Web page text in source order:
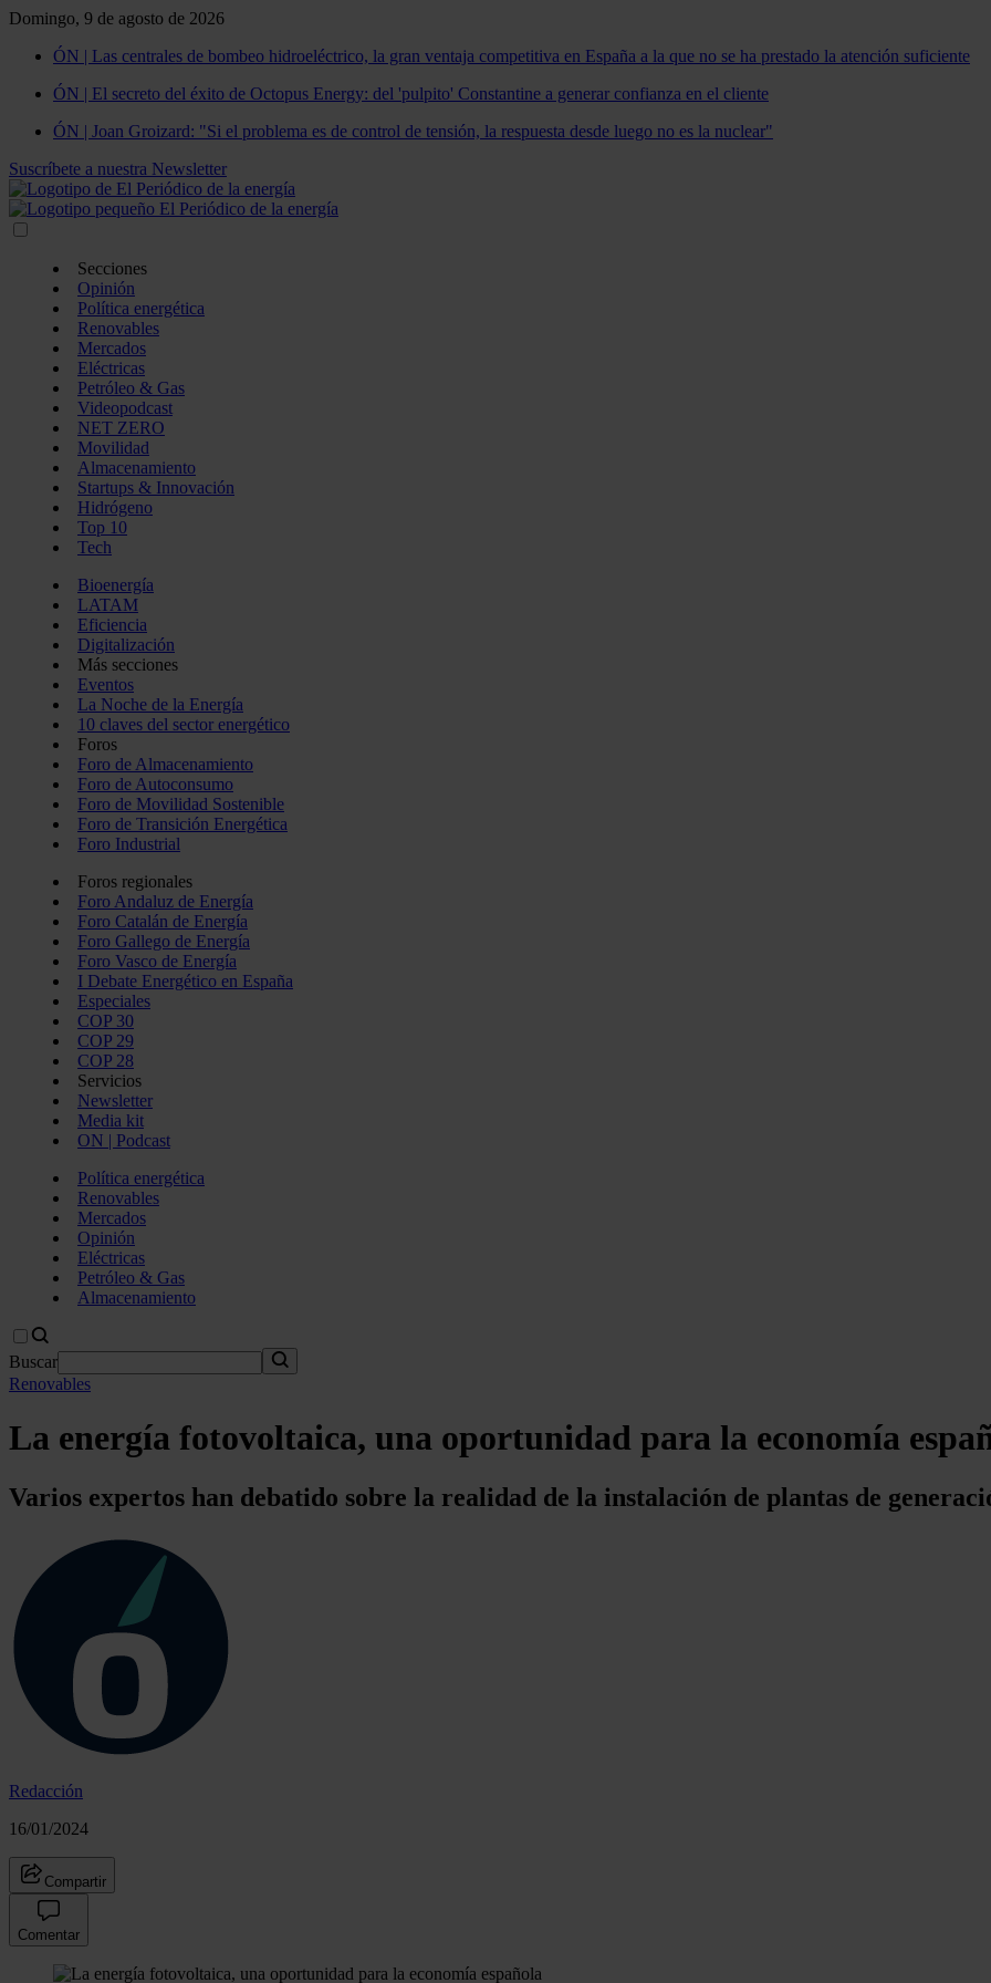
Domingo, 9 de agosto de 2026
ÓN | Las centrales de bombeo hidroeléctrico, la gran ventaja competitiva en España a la que no se ha prestado la atención suficiente
ÓN | El secreto del éxito de Octopus Energy: del 'pulpito' Constantine a generar confianza en el cliente
ÓN | Joan Groizard: "Si el problema es de control de tensión, la respuesta desde luego no es la nuclear"
Suscríbete a nuestra Newsletter
Secciones
Opinión
Política energética
Renovables
Mercados
Eléctricas
Petróleo & Gas
Videopodcast
NET ZERO
Movilidad
Almacenamiento
Startups & Innovación
Hidrógeno
Top 10
Tech
Bioenergía
LATAM
Eficiencia
Digitalización
Más secciones
Eventos
La Noche de la Energía
10 claves del sector energético
Foros
Foro de Almacenamiento
Foro de Autoconsumo
Foro de Movilidad Sostenible
Foro de Transición Energética
Foro Industrial
Foros regionales
Foro Andaluz de Energía
Foro Catalán de Energía
Foro Gallego de Energía
Foro Vasco de Energía
I Debate Energético en España
Especiales
COP 30
COP 29
COP 28
Servicios
Newsletter
Media kit
ON | Podcast
Política energética
Renovables
Mercados
Opinión
Eléctricas
Petróleo & Gas
Almacenamiento
Buscar
Renovables
La energía fotovoltaica, una oportunidad para la economía
Varios expertos han debatido sobre la realidad de la instalación de plantas de
Redacción
16/01/2024
Compartir
Comentar